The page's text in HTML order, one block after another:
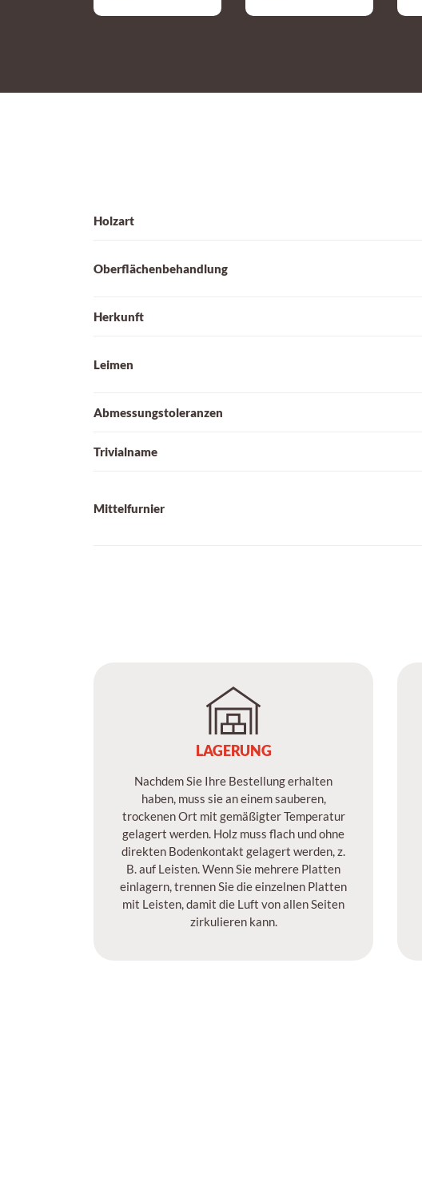
Holzart
Oberflächenbehandlung
Herkunft
Leimen
Abmessungstoleranzen
Trivialname
Mittelfurnier
LAGERUNG
Nachdem Sie Ihre Bestellung erhalten
haben, muss sie an einem sauberen,
trockenen Ort mit gemäßigter Temperatur
gelagert werden. Holz muss flach und ohne
direkten Bodenkontakt gelagert werden, z.
B. auf Leisten. Wenn Sie mehrere Platten
einlagern, trennen Sie die einzelnen Platten
mit Leisten, damit die Luft von allen Seiten
zirkulieren kann.